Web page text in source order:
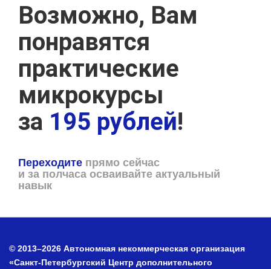
Возможно, Вам
понравятся
практические
микрокурсы
за 195 рублей!
Переходите прямо сейчас
и за полчаса осваивайте актуальный
навык
© 2013–2026 Автономная некоммерческая организация
«Санкт-Петербургский Центр дополнительного